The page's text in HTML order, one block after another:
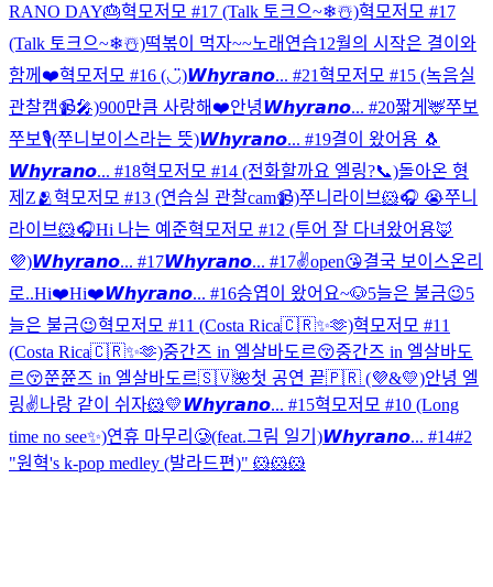
RANO DAY🎂혁모저모 #17 (Talk 토크으~❄☃️)혁모저모 #17
(Talk 토크으~❄☃️)떡볶이 먹자~~노래연습12월의 시작은 결이와
함께❤️혁모저모 #16 (◡̈)𝙒𝙝𝙮𝙧𝙖𝙣𝙤... #21혁모저모 #15 (녹음실
관찰캠📹🎤)900만큼 사랑해❤️안녕𝙒𝙝𝙮𝙧𝙖𝙣𝙤... #20짧게🦌쭈보
쭈보🎙️(쭈니보이스라는 뜻)𝙒𝙝𝙮𝙧𝙖𝙣𝙤... #19결이 왔어용 🐧
𝙒𝙝𝙮𝙧𝙖𝙣𝙤... #18혁모저모 #14 (전화할까요 엘링?📞)돌아온 형
제Z🫂혁모저모 #13 (연습실 관찰cam📹)쭈니라이브🐹🎧 😭쭈니
라이브🐹🎧Hi 나는 예준혁모저모 #12 (투어 잘 다녀왔어용🦊
💜)𝙒𝙝𝙮𝙧𝙖𝙣𝙤... #17𝙒𝙝𝙮𝙧𝙖𝙣𝙤... #17✌️open😘결국 보이스온리
로..Hi❤️Hi❤️𝙒𝙝𝙮𝙧𝙖𝙣𝙤... #16승엽이 왔어요~🐶5늘은 불금😉5
늘은 불금😉혁모저모 #11 (Costa Rica🇨🇷✨🫶)혁모저모 #11
(Costa Rica🇨🇷✨🫶)중간즈 in 엘살바도르😚중간즈 in 엘살바도
르😚쭌쮼즈 in 엘살바도르🇸🇻🌺첫 공연 끝🇵🇷 (💜&💛)안녕 엘
링✌️나랑 같이 쉬자🐹💛𝙒𝙝𝙮𝙧𝙖𝙣𝙤... #15혁모저모 #10 (Long
time no see✨)연휴 마무리🥲(feat.그림 일기)𝙒𝙝𝙮𝙧𝙖𝙣𝙤... #14#2
"원혁's k-pop medley (발라드편)" 🐹🐹🐹